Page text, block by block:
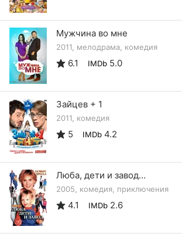
Мужчина во мне
2011, мелодрама, комедия
6.1 IMDb 5.0
Зайцев + 1
2011, комедия
5 IMDb 4.2
Люба, дети и завод…
2005, комедия, приключения
4.1 IMDb 2.6